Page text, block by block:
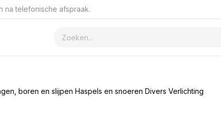
na telefonische afspraak.
boren en slijpen Haspels en snoeren Divers Verlichting